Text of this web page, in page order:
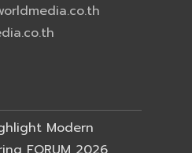
Modern